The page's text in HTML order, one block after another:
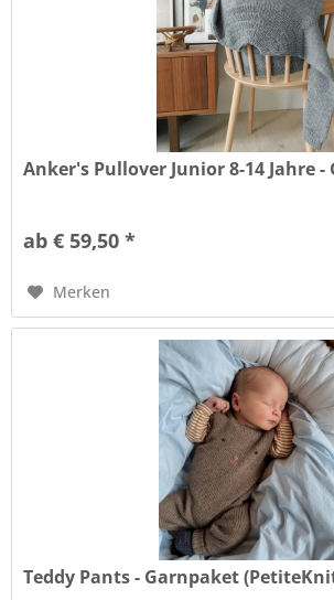
Anker's Pullover Junior 8-14 Jahre
ab € 59,50 *
Merken
Teddy Pants - Garnpaket